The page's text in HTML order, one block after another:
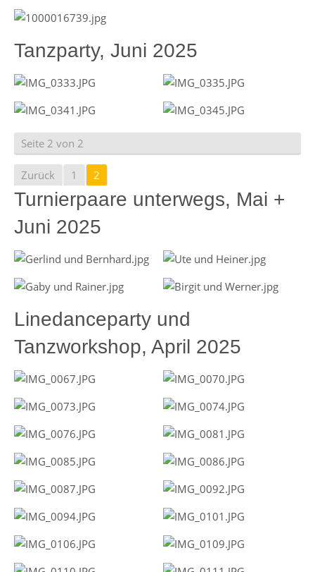
Tanzparty, Juni 2025
Seite 2 von 2
Zurück 1 2
Turnierpaare unterwegs, Mai +
Juni 2025
Linedanceparty und
Tanzworkshop, April 2025